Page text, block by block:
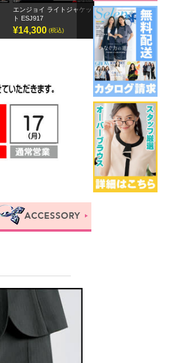
ボンオフィス キュロット
AC3217
¥9,295 (税込)
半袖オーバーブラウス
GOBL-2602
¥12,155 (税込)